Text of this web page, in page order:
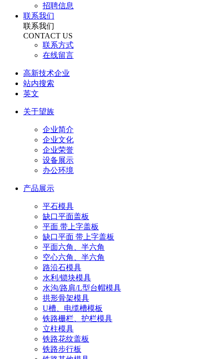
招聘信息
联系我们
联系我们
CONTACT US
联系方式
在线留言
高新技术企业
站内搜索
英文
关于望族
企业简介
企业文化
企业荣誉
设备展示
办公环境
产品展示
平石模具
缺口平面盖板
平面 带上字盖板
缺口平面 带上字盖板
平面六角、半六角
空心六角、半六角
路沿石模具
水利/锁块模具
水沟/路肩/L型台帽模具
拱形骨架模具
U槽、电缆槽模板
铁路栅栏、护栏模具
立柱模具
铁路花纹盖板
铁路步行板